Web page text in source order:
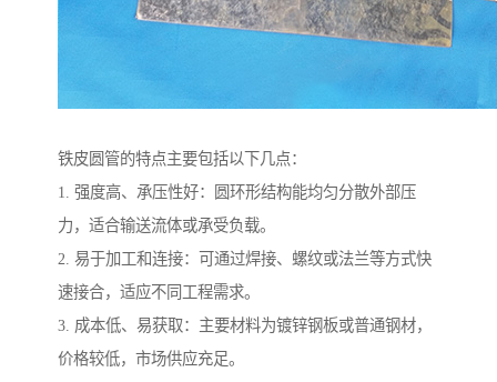
铁皮圆管的特点主要包括以下几点：
1. 强度高、承压性好：圆环形结构能均匀分散外部压
力，适合输送流体或承受负载。
2. 易于加工和连接：可通过焊接、螺纹或法兰等方式快
速接合，适应不同工程需求。
3. 成本低、易获取：主要材料为镀锌钢板或普通钢材，
价格较低，市场供应充足。